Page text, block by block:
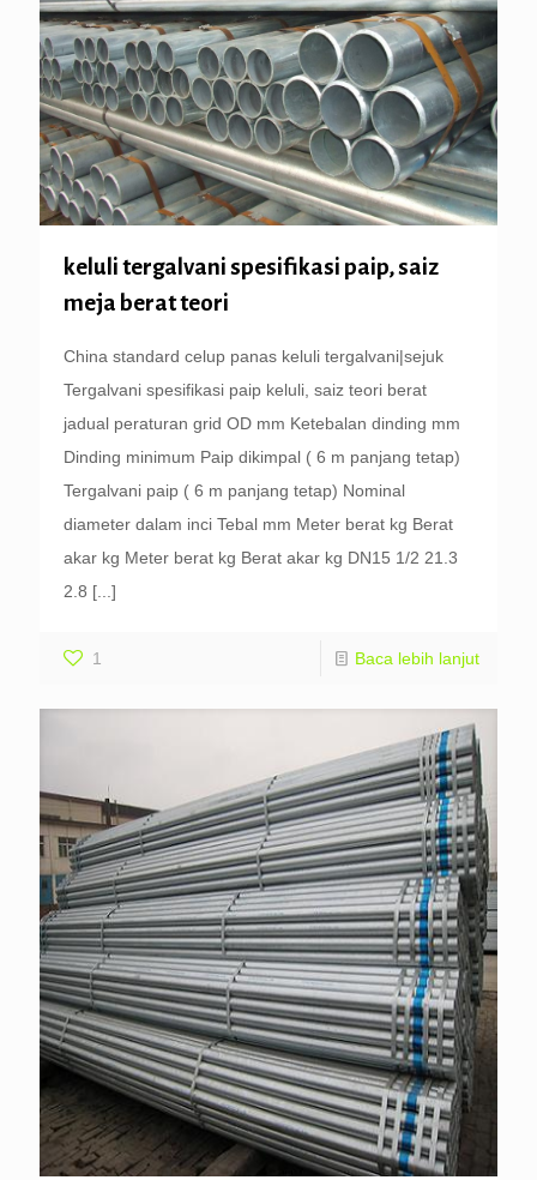
keluli tergalvani spesifikasi paip, saiz
meja berat teori
China standard celup panas keluli tergalvani|sejuk
Tergalvani spesifikasi paip keluli, saiz teori berat
jadual peraturan grid OD mm Ketebalan dinding mm
Dinding minimum Paip dikimpal ( 6 m panjang tetap)
Tergalvani paip ( 6 m panjang tetap) Nominal
diameter dalam inci Tebal mm Meter berat kg Berat
akar kg Meter berat kg Berat akar kg DN15 1/2 21.3
2.8 [...]
1 Baca lebih lanjut